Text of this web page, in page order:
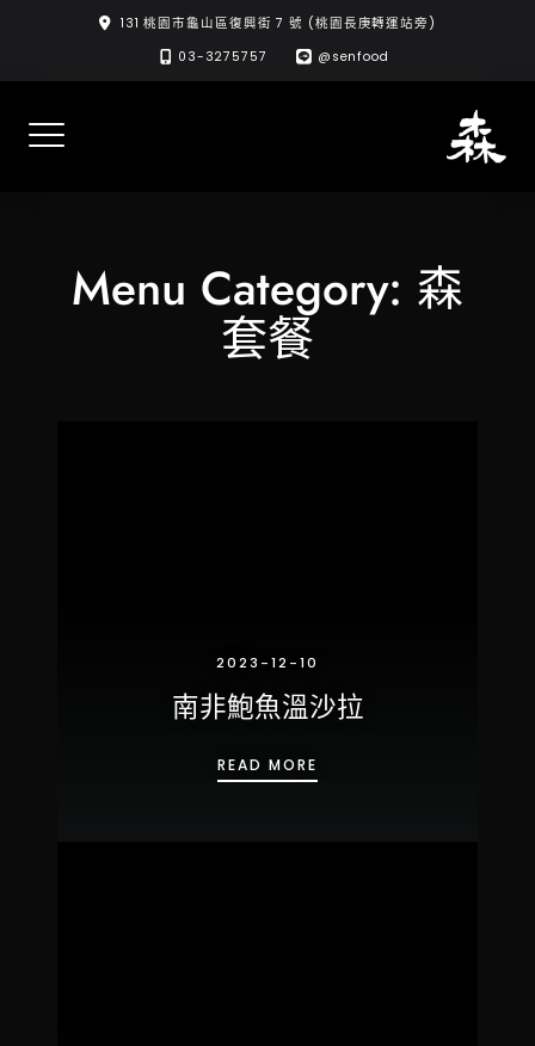
content
131 桃園市龜山區復興街 7 號 (桃園長庚轉運站旁)
03-3275757
@senfood
Menu Category: 森
套餐
2023-12-10
南非鮑魚溫沙拉
READ MORE